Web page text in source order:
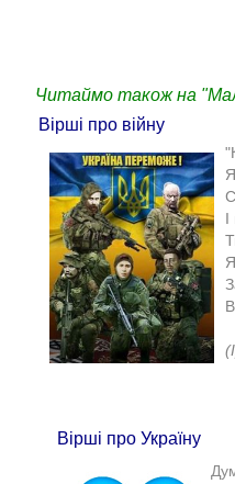
Читаймо також на
Вірші про війну
Вірші про Україну